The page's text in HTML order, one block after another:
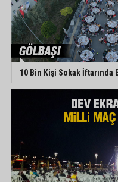
10 Bin Kişi Sokak İftarında